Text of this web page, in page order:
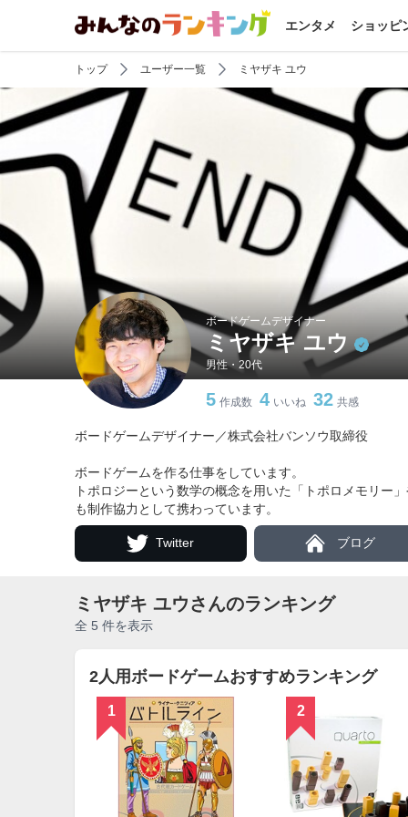
エンタメ ショッピ
トップ ユーザー一覧 ミヤザキ ユウ
ボードゲームデザイナー
ミヤザキ ユウ
男性・20代
5 作成数 4 いいね 32 共感
ボードゲームデザイナー／株式会社バンソウ取締役
ボードゲームを作る仕事をしています。
トポロジーという数学の概念を用いた「トポロメモリー
も制作協力として携わっています。
Twitter ブログ
ミヤザキ ユウさんのランキング
全 5 件を表示
2人用ボードゲームおすすめランキング
1 2